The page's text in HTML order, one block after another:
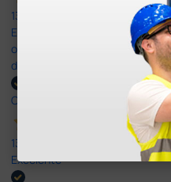
13 Jul 2026
Es fácil hacer el pedido. El
otras plataformas de material
del doble que en cualquier otra
Comprador verificado
13 Jul 2026
Excelente